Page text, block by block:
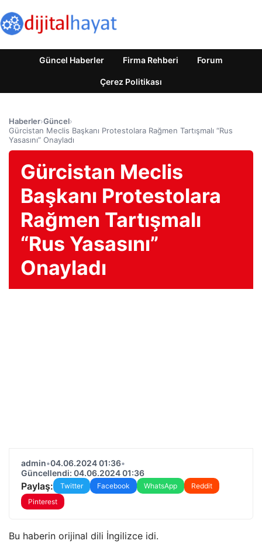
Güncel Haberler Firma Rehberi Forum
Çerez Politikası
Haberler›Güncel›
Gürcistan Meclis Başkanı Protestolara Rağmen Tartışmalı “Rus
Yasasını” Onayladı
Gürcistan Meclis
Başkanı Protestolara
Rağmen Tartışmalı
“Rus Yasasını”
Onayladı
admin•04.06.2024 01:36•
Güncellendi: 04.06.2024 01:36
Paylaş: Twitter Facebook WhatsApp
Reddit
Pinterest
Bu haberin orijinal dili İngilizce idi.